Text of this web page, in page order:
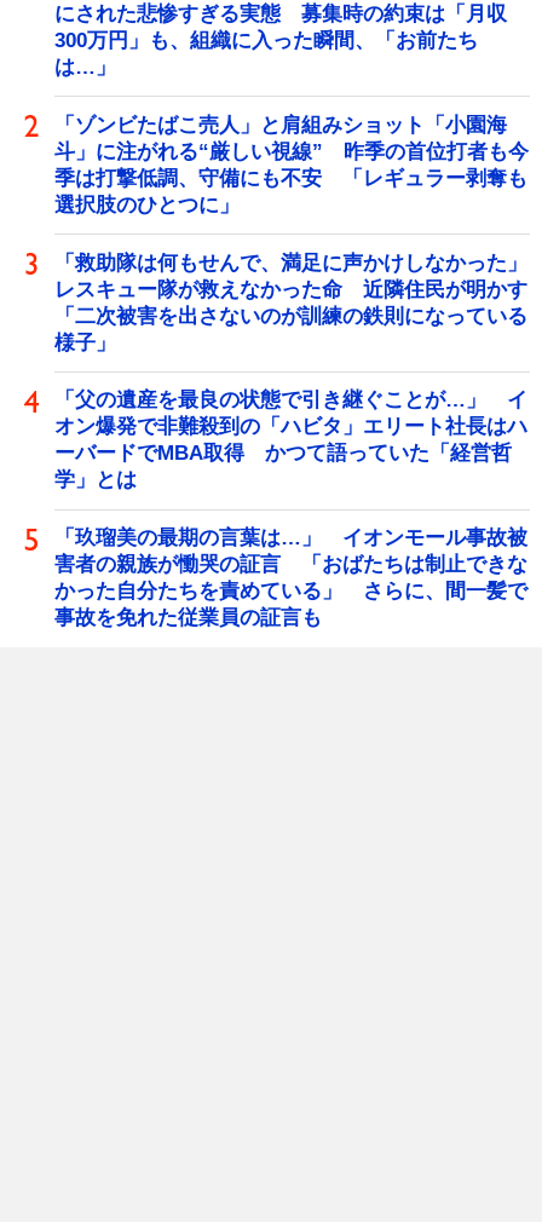
にされた悲惨すぎる実態 募集時の約束は「月収
300万円」も、組織に入った瞬間、「お前たち
は…」
「ゾンビたばこ売人」と肩組みショット「小園海
斗」に注がれる“厳しい視線” 昨季の首位打者も今
季は打撃低調、守備にも不安 「レギュラー剥奪も
選択肢のひとつに」
「救助隊は何もせんで、満足に声かけしなかった」
レスキュー隊が救えなかった命 近隣住民が明かす
「二次被害を出さないのが訓練の鉄則になっている
様子」
「父の遺産を最良の状態で引き継ぐことが…」 イ
オン爆発で非難殺到の「ハビタ」エリート社長はハ
ーバードでMBA取得 かつて語っていた「経営哲
学」とは
「玖瑠美の最期の言葉は…」 イオンモール事故被
害者の親族が慟哭の証言 「おばたちは制止できな
かった自分たちを責めている」 さらに、間一髪で
事故を免れた従業員の証言も